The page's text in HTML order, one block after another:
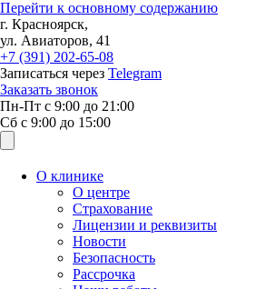
Перейти к основному содержанию
г. Красноярск,
ул. Авиаторов, 41
+7 (391) 202-65-08
Записаться через Telegram
Заказать звонок
Пн-Пт с 9:00 до 21:00
Сб с 9:00 до 15:00
О клинике
О центре
Страхование
Лицензии и реквизиты
Новости
Безопасность
Рассрочка